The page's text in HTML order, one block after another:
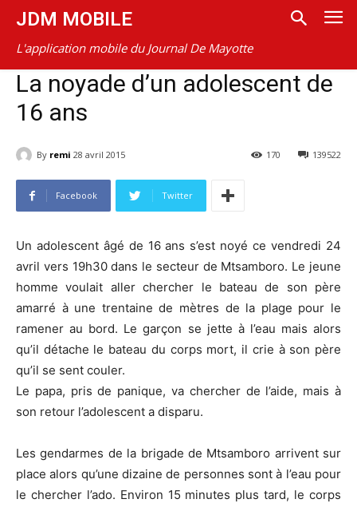
JDM MOBILE
L'application mobile du Journal De Mayotte
La noyade d’un adolescent de
16 ans
By remi 28 avril 2015 139522
170
Facebook Twitter
Un adolescent âgé de 16 ans s’est noyé ce vendredi 24
avril vers 19h30 dans le secteur de Mtsamboro. Le jeune
homme voulait aller chercher le bateau de son père
amarré à une trentaine de mètres de la plage pour le
ramener au bord. Le garçon se jette à l’eau mais alors
qu’il détache le bateau du corps mort, il crie à son père
qu’il se sent couler.
Le papa, pris de panique, va chercher de l’aide, mais à
son retour l’adolescent a disparu.
Les gendarmes de la brigade de Mtsamboro arrivent sur
place alors qu’une dizaine de personnes sont à l’eau pour
le chercher l’ado. Environ 15 minutes plus tard, le corps